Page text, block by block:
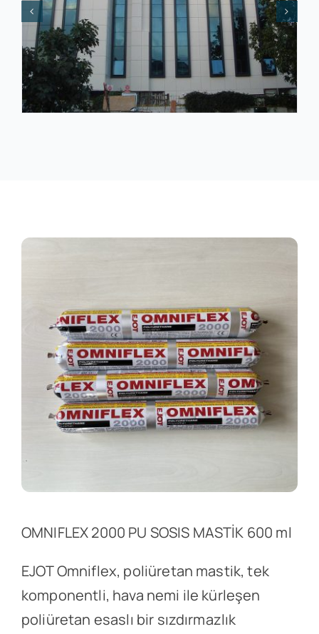
OMNIFLEX 2000 PU SOSIS MASTİK 600 ml
EJOT Omniflex, poliüretan mastik, tek
komponentli, hava nemi ile kürleşen
poliüretan esaslı bir sızdırmazlık